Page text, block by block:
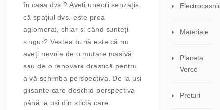
în casa dvs.? Aveți uneori senzația
că spațiul dvs. este prea
aglomerat, chiar și când sunteți
singur? Vestea bună este că nu
aveți nevoie de o mutare masivă
sau de o renovare drastică pentru
a vă schimba perspectiva. De la uși
glisante care deschid perspectiva
până la uși din sticlă care
Materiale
Planeta
Verde
Preturi